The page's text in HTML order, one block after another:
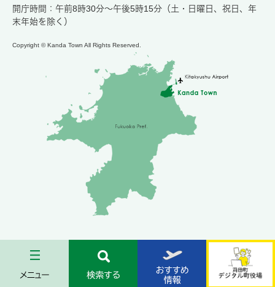
開庁時間：午前8時30分～午後5時15分（土・日曜日、祝日、年
末年始を除く）
Copyright © Kanda Town All Rights Reserved.